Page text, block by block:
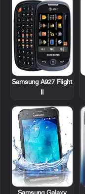
Samsung A927 Flight
II